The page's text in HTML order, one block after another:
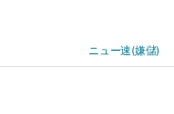
ニュー速(嫌儲)